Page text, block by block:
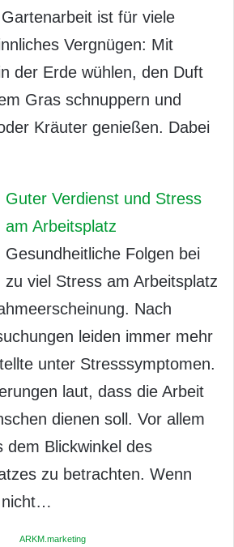
ist für viele
Vergnügen: Mit
der Erde wühlen, den Duft
Gras schnuppern und
Kräuter genießen. Dabei
Guter Verdienst und Stress
am Arbeitsplatz
Gesundheitliche Folgen bei
zu viel Stress am Arbeitsplatz
Nach
leiden immer mehr
unter Stresssymptomen.
laut, dass die Arbeit
dienen soll. Vor allem
dem Blickwinkel des
zu betrachten. Wenn
nicht…
ARKM.marketing